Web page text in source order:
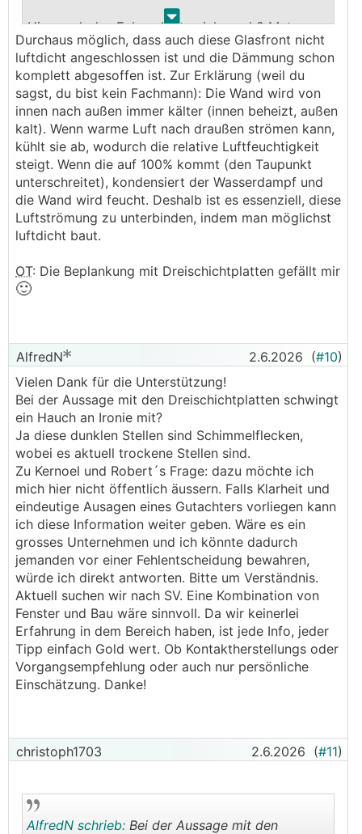
. .
Hier noch das Eck welches sich rund 2 Meter
rechts der Terrassentüre befindet. Inwiefern
könnte es sich hier schon um die erste
Auswirkungen handeln? Auch über diesem Eck ist
eine nicht bodenbündige (rund 60cm) über den
Boden lange fixe Glasfront verbaut.
Vielen Dank für die Unterstützung!
Durchaus möglich, dass auch diese Glasfront nicht
luftdicht angeschlossen ist und die Dämmung schon
komplett abgesoffen ist. Zur Erklärung (weil du
sagst, du bist kein Fachmann): Die Wand wird von
innen nach außen immer kälter (innen beheizt, außen
kalt). Wenn warme Luft nach draußen strömen kann,
kühlt sie ab, wodurch die relative Luftfeuchtigkeit
steigt. Wenn die auf 100% kommt (den Taupunkt
unterschreitet), kondensiert der Wasserdampf und
die Wand wird feucht. Deshalb ist es essenziell, diese
Luftströmung zu unterbinden, indem man möglichst
luftdicht baut.
OT: Die Beplankung mit Dreischichtplatten gefällt mir
🙂
AlfredN 2.6.2026 (#10)
Vielen Dank für die Unterstützung!
Bei der Aussage mit den Dreischichtplatten schwingt
ein Hauch an Ironie mit?
Ja diese dunklen Stellen sind Schimmelflecken,
wobei es aktuell trockene Stellen sind.
Zu Kernoel und Robert´s Frage: dazu möchte ich
mich hier nicht öffentlich äussern. Falls Klarheit und
eindeutige Ausagen eines Gutachters vorliegen kann
ich diese Information weiter geben. Wäre es ein
grosses Unternehmen und ich könnte dadurch
jemanden vor einer Fehlentscheidung bewahren,
würde ich direkt antworten. Bitte um Verständnis.
Aktuell suchen wir nach SV. Eine Kombination von
Fenster und Bau wäre sinnvoll. Da wir keinerlei
Erfahrung in dem Bereich haben, ist jede Info, jeder
Tipp einfach Gold wert. Ob Kontaktherstellungs oder
Vorgangsempfehlung oder auch nur persönliche
Einschätzung. Danke!
christoph1703 2.6.2026 (#11)
AlfredN schrieb: Bei der Aussage mit den